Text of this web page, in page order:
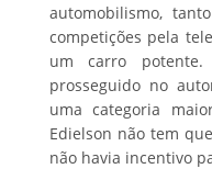
automobilismo,
competições pela
um carro
prosseguido no
uma categoria
Edielson não tem
não havia incentivo